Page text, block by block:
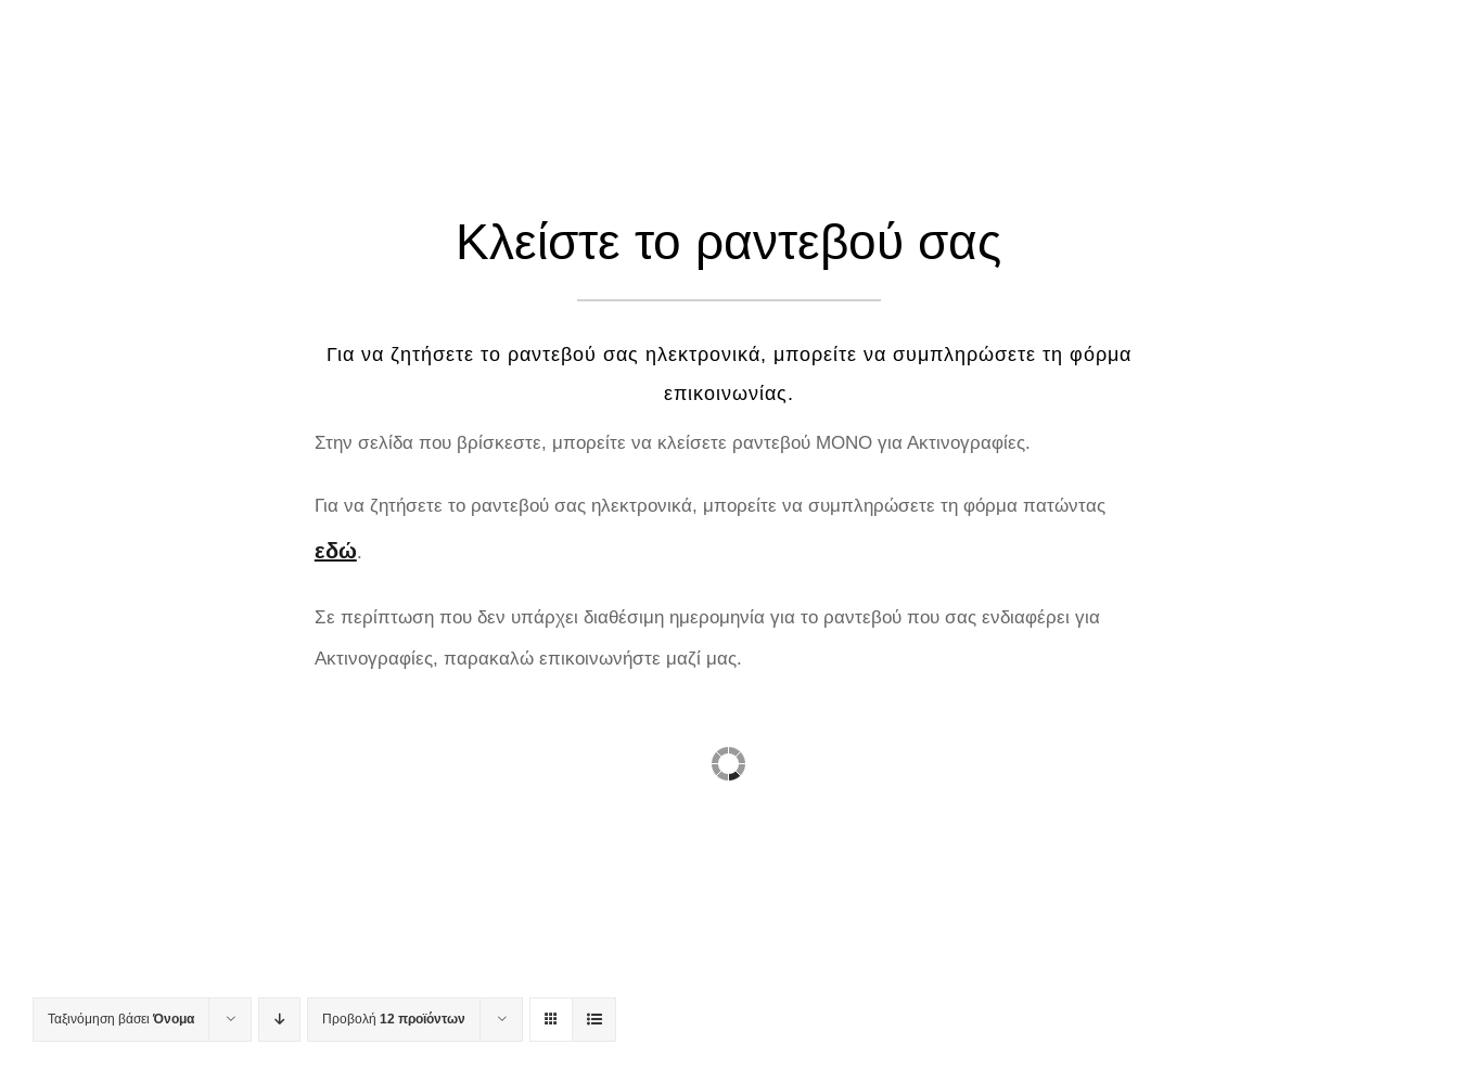
Κλείστε το ραντεβού σας
Για να ζητήσετε το ραντεβού σας ηλεκτρονικά, μπορείτε να συμπληρώσετε τη φόρμα
επικοινωνίας.
Στην σελίδα που βρίσκεστε, μπορείτε να κλείσετε ραντεβού ΜΟΝΟ για Ακτινογραφίες.
Για να ζητήσετε το ραντεβού σας ηλεκτρονικά, μπορείτε να συμπληρώσετε τη φόρμα πατώντας
εδώ.
Σε περίπτωση που δεν υπάρχει διαθέσιμη ημερομηνία για το ραντεβού που σας ενδιαφέρει για
Ακτινογραφίες, παρακαλώ επικοινωνήστε μαζί μας.
Ταξινόμηση βάσει Όνομα Προβολή 12 προϊόντων